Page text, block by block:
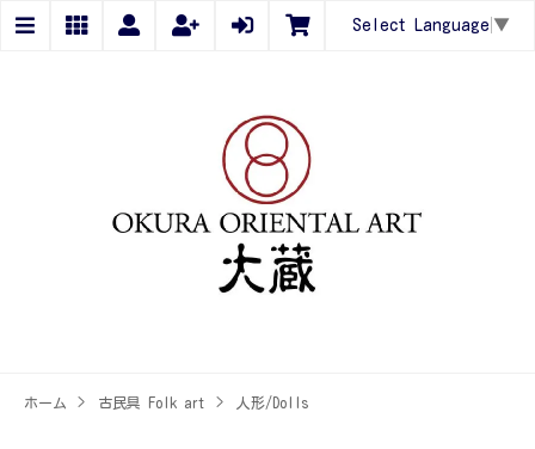
Select Language ▼
ホーム > 古民具 Folk art > 人形/Dolls